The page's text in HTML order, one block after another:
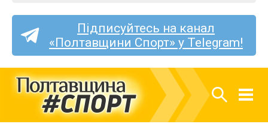
Підписуйтесь на канал
«Полтавщини Спорт» у Telegram!